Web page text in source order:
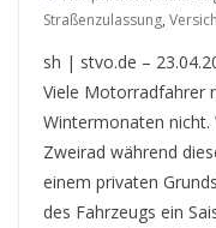
Straßenzulassung,
sh | stvo.de –
Viele Motorradfahrer
Wintermonaten
Zweirad während
einem privaten
des Fahrzeugs ein